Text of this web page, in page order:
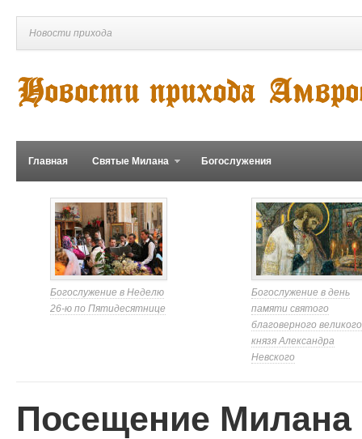
Новости прихода
Главная Святые Милана Богослужения
Богослужение в Неделю
26-ю по Пятидесятнице
Богослужение в день
памяти святого
благоверного великого
князя Александра
Невского
Посещение